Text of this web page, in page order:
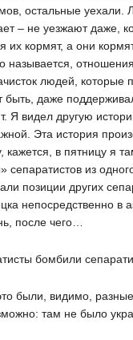
остальные уехали.
– не уезжают даже,
их кормят, а они
называется,
людей, которые
быть, даже
Я видел другую
Эта история
кажется, в пятницу я
сепаратистов из
позиции других
непосредственно в
после чего…
бомбили
были, видимо, разные
там не было